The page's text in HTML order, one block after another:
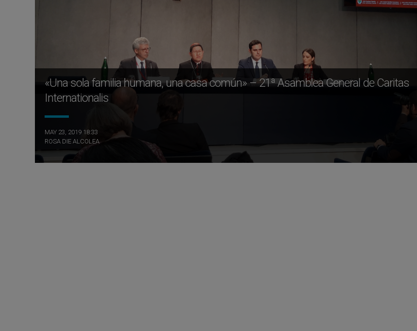
«Una sola familia humana, una casa común» – 21ª Asamblea General de Caritas
Internationalis
MAY 23, 2019 18:33
ROSA DIE ALCOLEA